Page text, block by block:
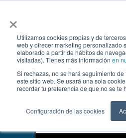
×
Utilizamos cookies propias y de
web y ofrecer marketing personalizado
elaborado a partir de hábitos de
visitadas). Tienes más información en
Si rechazas, no se hará seguimiento
este sitio web. Se usará una sola
recordar tu preferencia de que no se te
Configuración de las cookies